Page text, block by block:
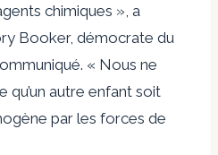
chimiques », a
Booker, démocrate du
« Nous ne
autre enfant soit
par les forces de